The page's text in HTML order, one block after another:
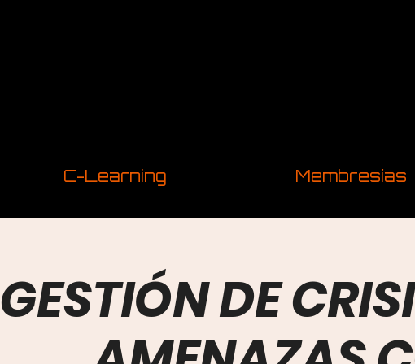
C-Learning Membresías
GESTIÓN DE